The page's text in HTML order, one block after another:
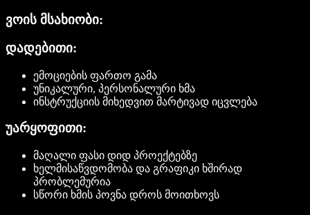
ვოის მსახიობი:
დადებითი:
ემოციების ფართო გამა
უნიკალური, პერსონალური ხმა
ინსტრუქციის მიხედვით მარტივად იცვლება
უარყოფითი:
მაღალი ფასი დიდ პროექტებზე
ხელმისაწვდომობა და გრაფიკი ხშირად
პრობლემურია
სწორი ხმის პოვნა დროს მოითხოვს